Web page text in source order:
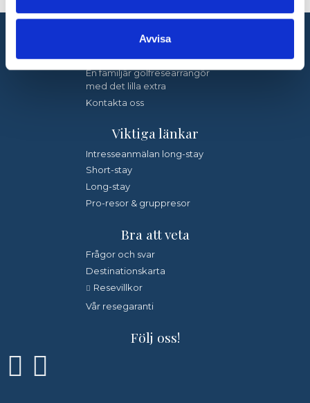
Avvisa
Fyll i denna kod. Detta används för att kontrollera att det
inte är en dator som fyller i formulär automatiskt.
Jag samtycker till dataskyddspolicyn.
Läs vår dataskyddspolicy här »
En familjär golfresearrangör
med det lilla extra
Kontakta oss
Viktiga länkar
Intresseanmälan long-stay
Short-stay
Long-stay
Pro-resor & gruppresor
Bra att veta
Frågor och svar
Destinationskarta
Resevillkor
Vår resegaranti
Följ oss!